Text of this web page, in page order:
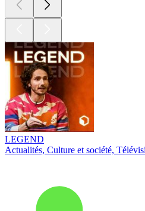
LEGEND
Actualités, Culture et société,